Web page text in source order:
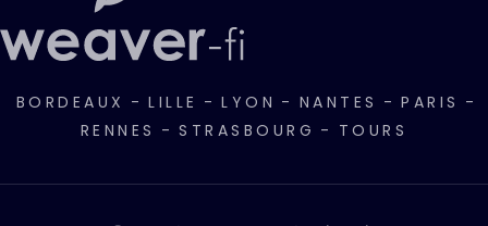
BORDEAUX - LILLE - LYON - NANTES - PARIS -
RENNES - STRASBOURG - TOURS